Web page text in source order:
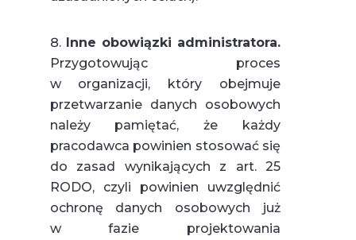
Inne obowiązki administratora.
Przygotowując proces
w organizacji, który obejmuje
przetwarzanie danych osobowych
należy pamiętać, że każdy
pracodawca powinien stosować się
do zasad wynikających z art. 25
RODO, czyli powinien uwzględnić
ochronę danych osobowych już
w fazie projektowania